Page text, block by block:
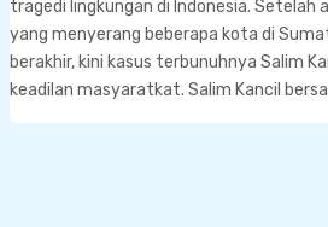
tragedi lingkungan di Indonesia. Setelah
yang menyerang beberapa kota di
berakhir, kini kasus terbunuhnya Salim
keadilan masyaratkat. Salim Kancil